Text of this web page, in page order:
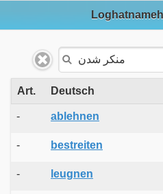
Art. Deutsch
- ablehnen
- bestreiten
- leugnen